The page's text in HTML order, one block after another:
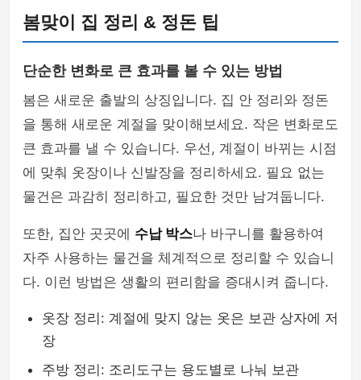
봄맞이 집 정리 & 정돈 팁
단순한 변화로 큰 효과를 볼 수 있는 방법
봄은 새로운 출발의 상징입니다. 집 안 정리와 정돈
을 통해 새로운 계절을 맞이해보세요. 작은 변화로도
큰 효과를 낼 수 있습니다. 우선, 계절이 바뀌는 시점
에 맞춰 옷장이나 신발장을 정리하세요. 필요 없는
물건은 과감히 정리하고, 필요한 것만 남겨둡니다.
또한, 집안 곳곳에 수납 박스나 바구니를 활용하여
자주 사용하는 물건을 체계적으로 정리할 수 있습니
다. 이런 방법은 생활의 편리함을 증대시켜 줍니다.
옷장 정리: 계절에 맞지 않는 옷은 보관 상자에 저
장
주방 정리: 조리도구는 용도별로 나눠 보관